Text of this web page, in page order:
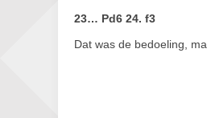
23… Pd6 24. f3
Dat was de bedoeling,